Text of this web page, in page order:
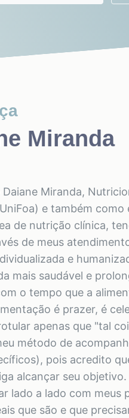
Miranda
Daiane Miranda,
e também como
de nutrição clínica,
de meus
e
mais saudável e
o tempo que a
é prazer, é
apenas que "tal
método de
pois acredito
alcançar seu objetivo.
lado a lado com meus
que são e que